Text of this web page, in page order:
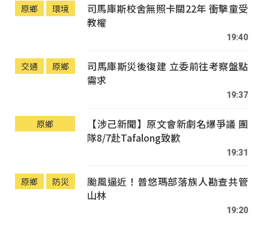
原鄉 環境
司馬庫斯校舍無照卡關22年 衝擊童受
教權
19:40
交通 原鄉
司馬庫斯災後復建 立委前往考察盤點
需求
19:37
原鄉
【涉己新聞】原文會新劇名爆爭議 團
隊8/7赴Tafalong致歉
19:31
原鄉 防災
颱風逼近！普悠瑪部落族人勘查共管
山林
19:20